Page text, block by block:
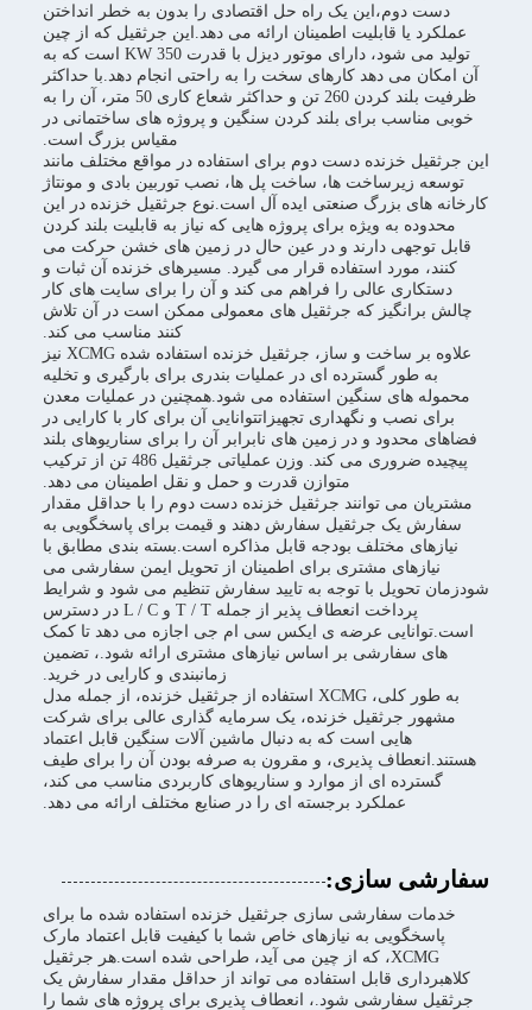
دست دوم،این یک راه حل اقتصادی را بدون به خطر انداختن
عملکرد یا قابلیت اطمینان ارائه می دهد.این جرثقیل که از چین
تولید می شود، دارای موتور دیزل با قدرت 350 KW است که به
آن امکان می دهد کارهای سخت را به راحتی انجام دهد.با حداکثر
ظرفیت بلند کردن 260 تن و حداکثر شعاع کاری 50 متر، آن را به
خوبی مناسب برای بلند کردن سنگین و پروژه های ساختمانی در
مقیاس بزرگ است.
این جرثقیل خزنده دست دوم برای استفاده در مواقع مختلف مانند
توسعه زیرساخت ها، ساخت پل ها، نصب توربین بادی و مونتاژ
کارخانه های بزرگ صنعتی ایده آل است.نوع جرثقیل خزنده در این
محدوده به ویژه برای پروژه هایی که نیاز به قابلیت بلند کردن
قابل توجهی دارند و در عین حال در زمین های خشن حرکت می
کنند، مورد استفاده قرار می گیرد. مسیرهای خزنده آن ثبات و
دستکاری عالی را فراهم می کند و آن را برای سایت های کار
چالش برانگیز که جرثقیل های معمولی ممکن است در آن تلاش
کنند مناسب می کند.
علاوه بر ساخت و ساز، جرثقیل خزنده استفاده شده XCMG نیز
به طور گسترده ای در عملیات بندری برای بارگیری و تخلیه
محموله های سنگین استفاده می شود.همچنین در عملیات معدن
برای نصب و نگهداری تجهیزاتتوانایی آن برای کار با کارایی در
فضاهای محدود و در زمین های نابرابر آن را برای سناریوهای بلند
پیچیده ضروری می کند. وزن عملیاتی جرثقیل 486 تن از ترکیب
متوازن قدرت و حمل و نقل اطمینان می دهد.
مشتریان می توانند جرثقیل خزنده دست دوم را با حداقل مقدار
سفارش یک جرثقیل سفارش دهند و قیمت برای پاسخگویی به
نیازهای مختلف بودجه قابل مذاکره است.بسته بندی مطابق با
نیازهای مشتری برای اطمینان از تحویل ایمن سفارشی می
شودزمان تحویل با توجه به تایید سفارش تنظیم می شود و شرایط
پرداخت انعطاف پذیر از جمله T / T و L / C در دسترس
است.توانایی عرضه ی ایکس سی ام جی اجازه می دهد تا کمک
های سفارشی بر اساس نیازهای مشتری ارائه شود.، تضمین
زمانبندی و کارایی در خرید.
به طور کلی، XCMG استفاده از جرثقیل خزنده، از جمله مدل
مشهور جرثقیل خزنده، یک سرمایه گذاری عالی برای شرکت
هایی است که به دنبال ماشین آلات سنگین قابل اعتماد
هستند.انعطاف پذیری، و مقرون به صرفه بودن آن را برای طیف
گسترده ای از موارد و سناریوهای کاربردی مناسب می کند،
عملکرد برجسته ای را در صنایع مختلف ارائه می دهد.
سفارشی سازی:
خدمات سفارشی سازی جرثقیل خزنده استفاده شده ما برای
پاسخگویی به نیازهای خاص شما با کیفیت قابل اعتماد مارک
XCMG، که از چین می آید، طراحی شده است.هر جرثقیل
کلاهبرداری قابل استفاده می تواند از حداقل مقدار سفارش یک
جرثقیل سفارشی شود.، انعطاف پذیری برای پروژه های شما را